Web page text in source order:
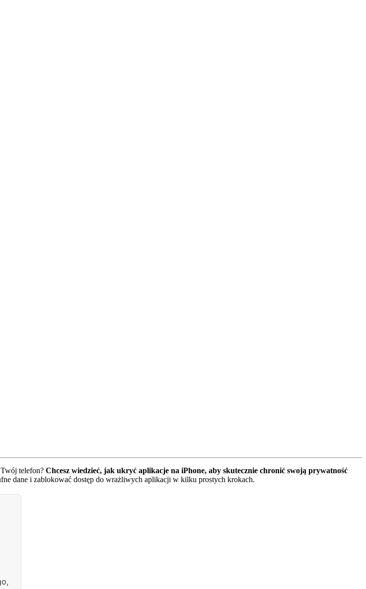
telefon? Chcesz wiedzieć, jak ukryć aplikacje na iPhone, aby skutecznie chronić swoją prywatność
dane i zablokować dostęp do wrażliwych aplikacji w kilku prostych krokach.